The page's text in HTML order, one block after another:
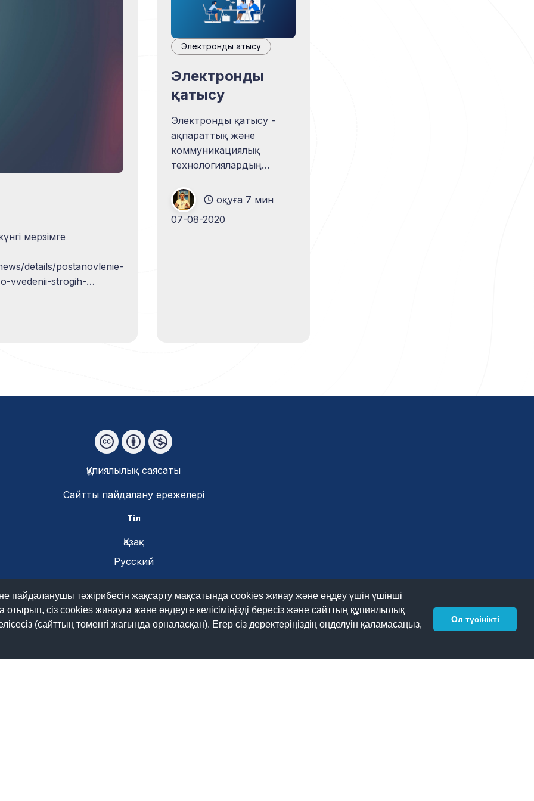
пайдаланушы тәжірибесін жақсарту мақсатында cookies жинау және өңдеу үшін үшінші
сіз cookies жинауға және өңдеуге келісіміңізді бересіз және сайттың құпиялылық
(сайттың төменгі жағында орналасқан). Егер сіз деректеріңіздің өңделуін қаламасаңыз,
Ол түсінікті
мерзімге
details/postanovlenie-
vvedenii-strogih-
продление).
Электрондық қатысу
Электронды
қатысу
Электронды қатысу -
ақпараттық және
коммуникациялық
технологиялардың
саясатқа, шешім
қабылдауға, қызметтерді
әзірлеуге және көрсетуге
оқуға 7 мин
07-08-2020
Құпиялылық саясаты
Сайтты пайдалану ережелері
Тіл
Қазақ
Русский